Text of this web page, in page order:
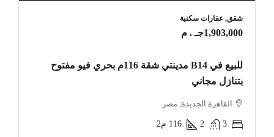
شقق, عقارات سكنية
1,903,000جـ . م
للبيع في B14 مدينتي شقة 116م بحري فيو مفتوح
بتنازل مجاني
القاهرة الجديدة, مصر
3
2
116 م2